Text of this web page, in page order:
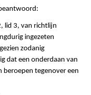
lid 3, van richtlijn
ingezeten
zodanig
dat een onderdaan van
beroepen tegenover een